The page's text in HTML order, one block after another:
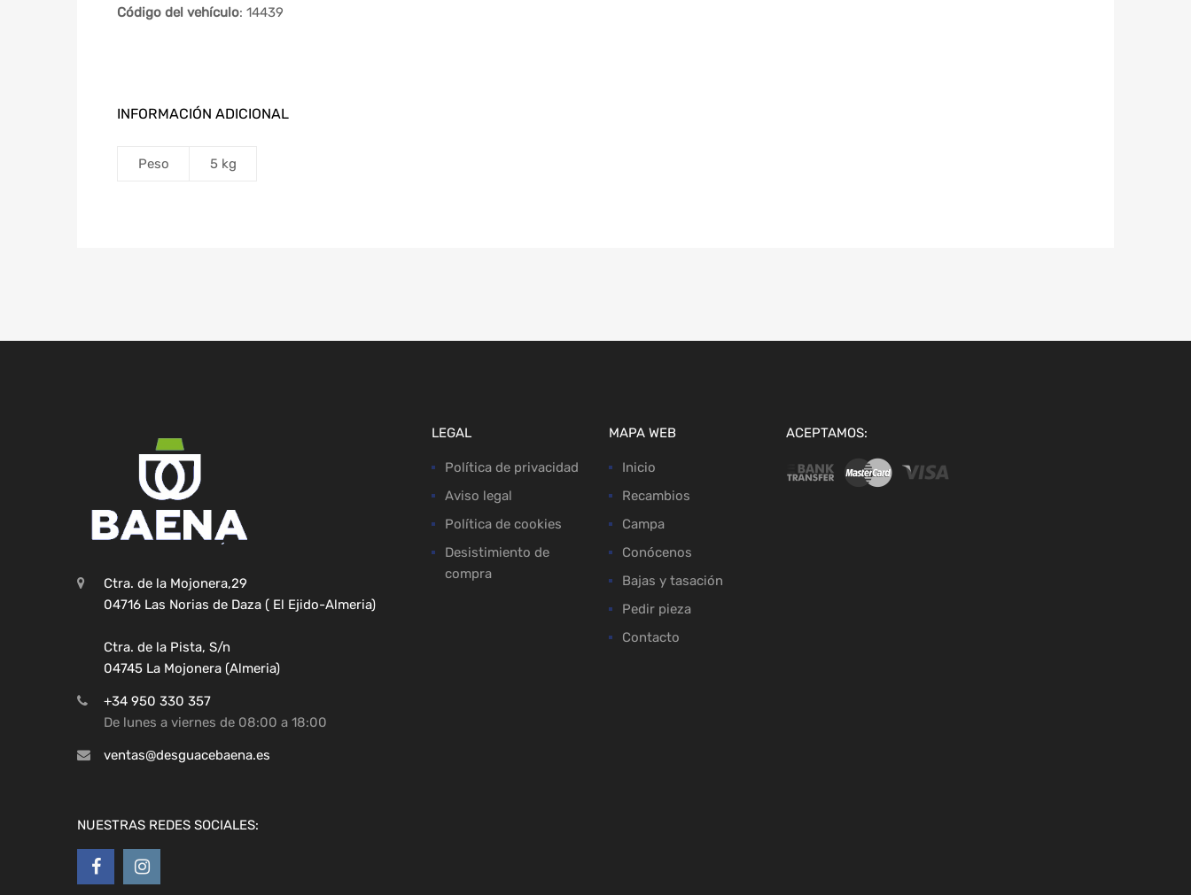
Código del vehículo: 14439
INFORMACIÓN ADICIONAL
Peso 5 kg
Ctra. de la Mojonera,29
04716 Las Norias de Daza ( El Ejido-Almeria)
Ctra. de la Pista, S/n
04745 La Mojonera (Almeria)
+34 950 330 357
De lunes a viernes de 08:00 a 18:00
ventas@desguacebaena.es
NUESTRAS REDES SOCIALES:
LEGAL
Política de privacidad
Aviso legal
Política de cookies
Desistimiento de
compra
MAPA WEB
Inicio
Recambios
Campa
Conócenos
Bajas y tasación
Pedir pieza
Contacto
ACEPTAMOS: